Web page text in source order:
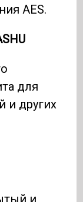
AES.
для
и других